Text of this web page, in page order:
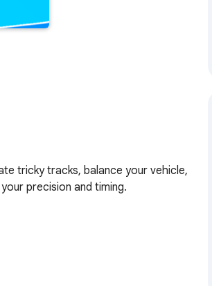
tricky tracks, balance your vehicle,
precision and timing.